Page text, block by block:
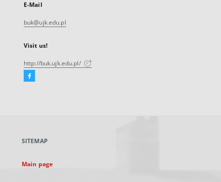
E-Mail
buk@ujk.edu.pl
Visit us!
http://buk.ujk.edu.pl/
Facebook
new
SITEMAP
Main page